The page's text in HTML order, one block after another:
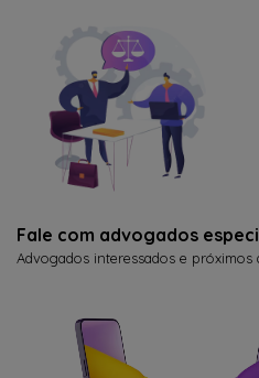
Fale com advogados
Advogados interessados e